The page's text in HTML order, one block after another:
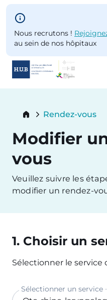
Skip to main content
Nous recrutons !
au sein de nos hôpitaux
content
Breadcrumb
Rendez-vous
Modifier
vous
Veuillez suivre les
modifier un rendez-
1. Choisir un
Sélectionner le service
Sélectionner un service